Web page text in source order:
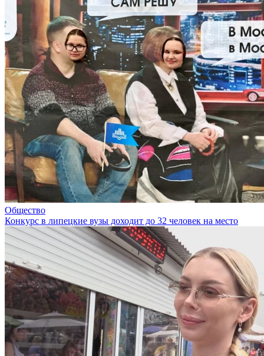
Общество
Конкурс в липецкие вузы доходит до 32 человек на место